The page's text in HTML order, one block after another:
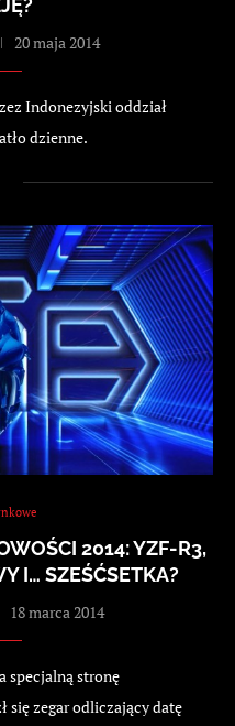
20 maja 2014
Indonezyjski oddział
dzienne.
2014: YZF-R3,
I… SZEŚĆSETKA?
18 marca 2014
specjalną stronę
się zegar odliczający datę